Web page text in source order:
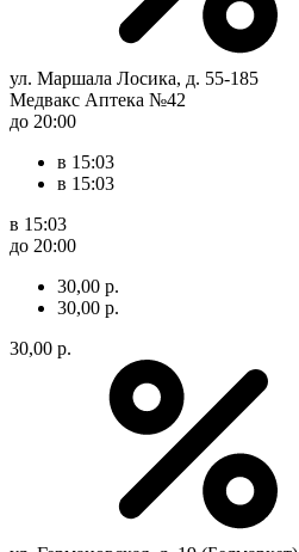
ул. Маршала Лосика, д. 55-185
Медвакс Аптека №42
до 20:00
в 15:03
в 15:03
в 15:03
до 20:00
30,00 р.
30,00 р.
30,00 р.